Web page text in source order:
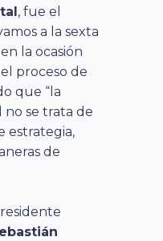
, fue el
a la sexta
la ocasión
proceso de
que “la
se trata de
estrategia,
de